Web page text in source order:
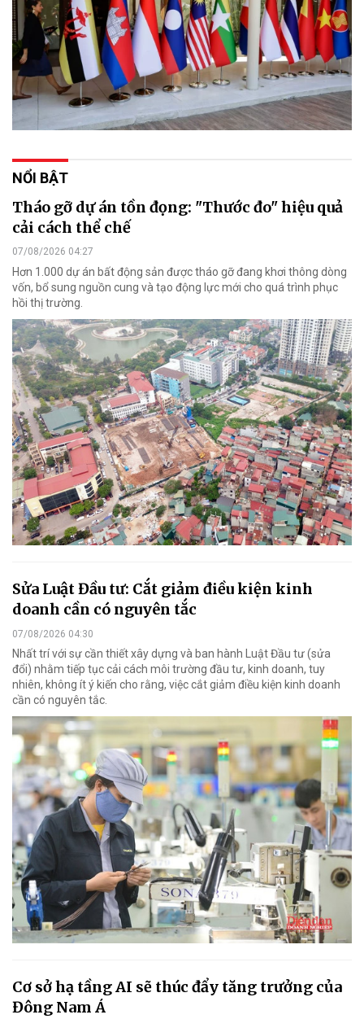
NỔI BẬT
Tháo gỡ dự án tồn đọng: "Thước đo" hiệu quả
cải cách thể chế
07/08/2026 04:27
Hơn 1.000 dự án bất động sản được tháo gỡ đang khơi thông dòng
vốn, bổ sung nguồn cung và tạo động lực mới cho quá trình phục
hồi thị trường.
Sửa Luật Đầu tư: Cắt giảm điều kiện kinh
doanh cần có nguyên tắc
07/08/2026 04:30
Nhất trí với sự cần thiết xây dựng và ban hành Luật Đầu tư (sửa
đổi) nhằm tiếp tục cải cách môi trường đầu tư, kinh doanh, tuy
nhiên, không ít ý kiến cho rằng, việc cắt giảm điều kiện kinh doanh
cần có nguyên tắc.
Cơ sở hạ tầng AI sẽ thúc đẩy tăng trưởng của
Đông Nam Á